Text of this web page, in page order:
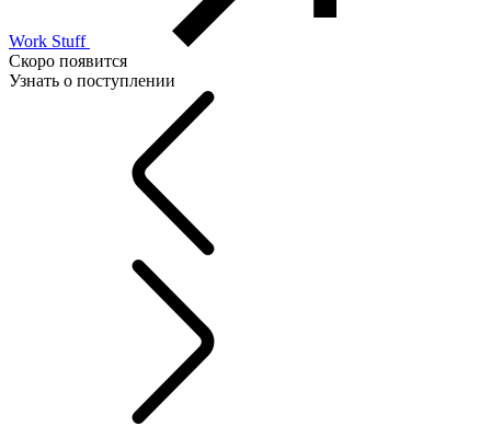
Work Stuff
Скоро появится
Узнать о поступлении